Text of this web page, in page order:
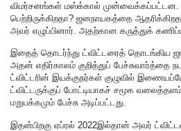
விமர்சனங்கள் மஸ்க்கால் முன்வைக்கப்பட்டன.
பெற்றிருக்கிறதா? ஜனநாயகத்தை
அவர் எழுப்பினார். அதற்கான கருத்துக்
இதைத் தொடர்ந்து ட்விட்டரைத் தொடங்கிய
அதன் எதிர்காலம் குறித்துப்
ட்விட்டரின் இயக்குநர்கள் குழுவில்
ட்விட்டருக்குப் போட்டியாகச் சமூக
மறுபக்கமும் பேச்சு அடிப்பட்டது.
இதன்பிறகு ஏப்ரல் 2022இல்தான் அவர்